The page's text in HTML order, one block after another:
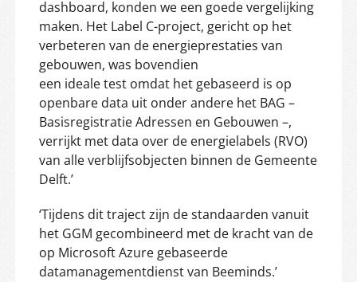
dashboard, konden we een goede vergelijking
maken. Het Label C-project, gericht op het
verbeteren van de energieprestaties van
gebouwen, was bovendien
een ideale test omdat het gebaseerd is op
openbare data uit onder andere het BAG –
Basisregistratie Adressen en Gebouwen –,
verrijkt met data over de energielabels (RVO)
van alle verblijfsobjecten binnen de Gemeente
Delft.’
‘Tijdens dit traject zijn de standaarden vanuit
het GGM gecombineerd met de kracht van de
op Microsoft Azure gebaseerde
datamanagementdienst van Beeminds.’